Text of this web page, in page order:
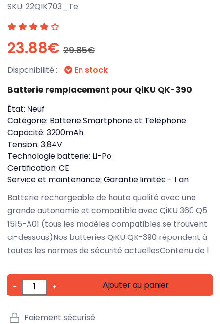
SKU: 22QIK703_Te
23.88€ 29.85€
Disponibilité : En stock
Batterie remplacement pour QiKU QK-390
État: Neuf
Catégorie: Batterie Smartphone et Téléphone
Capacité: 3200mAh
Tension: 3.84V
Technologie batterie: Li-Po
Certification: CE
Service et maintenance: Garantie limitée - 1 an
Batterie rechargeable de haute qualité avec une
grande autonomie et compatible avec QiKU 360 Q5
1515-A01 (tous les modèles compatibles se trouvent
ci-dessous)Nos batteries QiKU QK-390 répondent à
toutes les normes de sécurité actuellesContenu de l
- + Ajouter au panier
Paiement sécurisé